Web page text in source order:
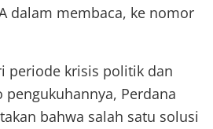
dalam membaca, ke nomor
periode krisis politik dan
Perdana
bahwa salah satu solusi